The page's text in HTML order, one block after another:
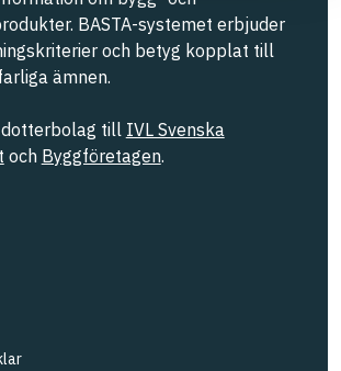
BASTA-systemet erbjuder
och betyg kopplat till
ämnen.
dotterbolag till IVL Svenska
och Byggföretagen.
webbplats